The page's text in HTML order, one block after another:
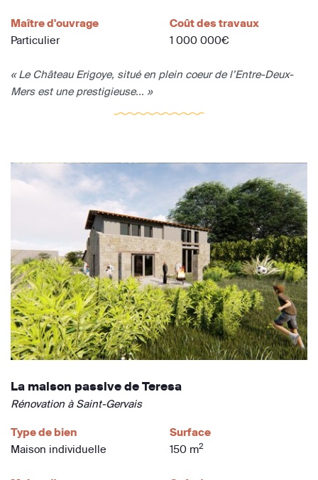
Maître d'ouvrage
Particulier
Coût des travaux
1 000 000€
« Le Château Erigoye, situé en plein coeur de l’Entre-Deux-
Mers est une prestigieuse... »
La maison passive de Teresa
Rénovation à Saint-Gervais
Type de bien
Maison individuelle
Surface
150 m2